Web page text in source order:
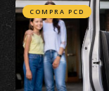
COMPRA PCD